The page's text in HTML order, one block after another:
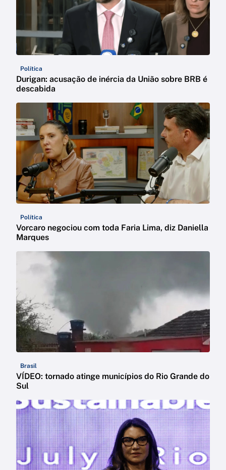
Política
Durigan: acusação de inércia da União sobre BRB é
descabida
Política
Vorcaro negociou com toda Faria Lima, diz Daniella
Marques
Brasil
VÍDEO: tornado atinge municípios do Rio Grande do
Sul